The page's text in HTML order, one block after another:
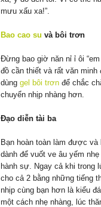
mưu xấu xa!”.
Bao cao su và bôi trơn
Đừng bao giờ năn nỉ ỉ ôi
đồ cần thiết và rất văn minh
dùng gel bôi trơn để chắc
chuyển nhịp nhàng hơn.
Đạo diễn tài ba
Bạn hoàn toàn làm được
dành để vuốt ve âu yếm
hành sự. Ngay cả khi trong
cho cả 2 bằng những tiếng
nhịp cùng bạn hơn là kiểu
một cách nhẹ nhàng, lúc